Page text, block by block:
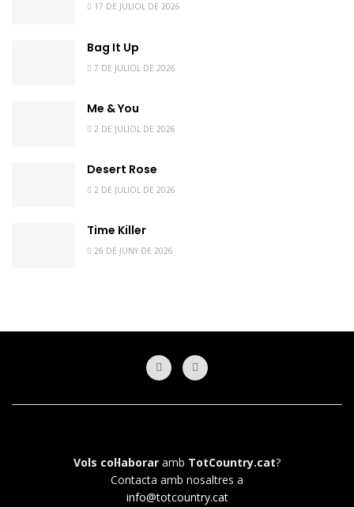
17 DE JULIOL DE 2026
Bag It Up
7 DE JULIOL DE 2026
Me & You
2 DE JULIOL DE 2026
Desert Rose
2 DE JULIOL DE 2026
Time Killer
26 DE JUNY DE 2026
Vols col·laborar amb TotCountry.cat?
Contacta amb nosaltres a
info@totcountry.cat